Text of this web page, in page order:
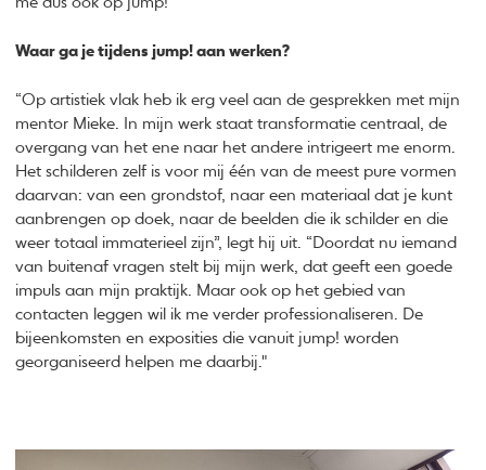
Waar ga je tijdens jump! aan werken?
“Op artistiek vlak heb ik erg veel aan de gesprekken met mijn
mentor Mieke. In mijn werk staat transformatie centraal, de
overgang van het ene naar het andere intrigeert me enorm.
Het schilderen zelf is voor mij één van de meest pure vormen
daarvan: van een grondstof, naar een materiaal dat je kunt
aanbrengen op doek, naar de beelden die ik schilder en die
weer totaal immaterieel zijn”, legt hij uit. “Doordat nu iemand
van buitenaf vragen stelt bij mijn werk, dat geeft een goede
impuls aan mijn praktijk. Maar ook op het gebied van
contacten leggen wil ik me verder professionaliseren. De
bijeenkomsten en exposities die vanuit jump! worden
georganiseerd helpen me daarbij."